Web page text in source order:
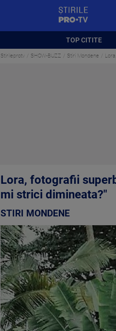
TOP CITITE
Stirileprotv SHOW-BUZZ Stiri Mondene
Lora, fotografii
mi strici dimineata?"
STIRI MONDENE